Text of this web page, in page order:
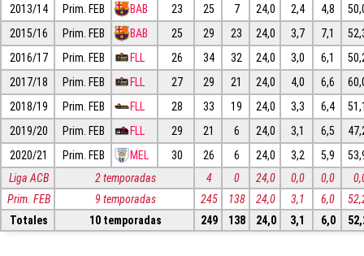
2013/14 Prim. FEB BAB 23 25 7 24,0 2,4 4,8
2015/16
Prim. FEB BAB 25 29 23 24,0 3,7 7,1
2016/17
Prim. FEB FLL 26 34 32 24,0 3,0 6,1
2017/18
Prim. FEB FLL 27 29 21 24,0 4,0 6,6
2018/19
Prim. FEB FLL 28 33 19 24,0 3,3 6,4
2019/20
Prim. FEB FLL 29 21 6 24,0 3,1 6,5
2020/21
Prim. FEB MEL 30 26 6 24,0 3,2 5,9
Liga ACB
2 temporadas 4 0 24,0 0,0 0,0
Prim. FEB
9 temporadas 245 138 24,0 3,1 6,0
Totales
10 temporadas 249 138 24,0 3,1 6,0